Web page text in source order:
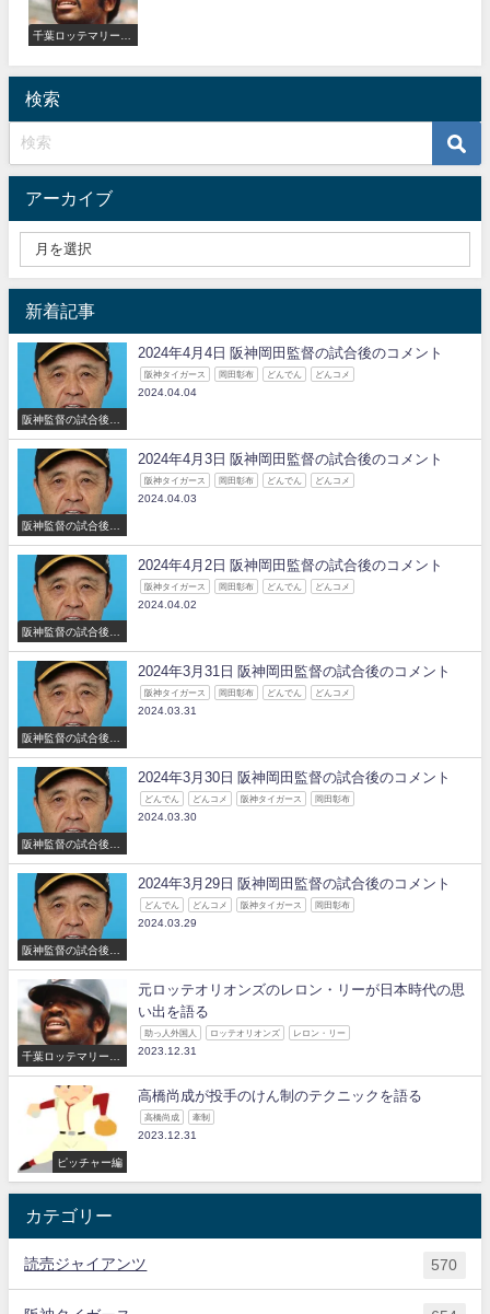
千葉ロッテマリーン
検索
アーカイブ
新着記事
阪神監督の試合後の
コメント
2024年4月4日 阪神岡田監督の試合後のコメント
阪神タイガース 岡田彰布 どんでん どんコメ
2024.04.04
阪神監督の試合後の
コメント
2024年4月3日 阪神岡田監督の試合後のコメント
阪神タイガース 岡田彰布 どんでん どんコメ
2024.04.03
阪神監督の試合後の
コメント
2024年4月2日 阪神岡田監督の試合後のコメント
阪神タイガース 岡田彰布 どんでん どんコメ
2024.04.02
阪神監督の試合後の
コメント
2024年3月31日 阪神岡田監督の試合後のコメント
阪神タイガース 岡田彰布 どんでん どんコメ
2024.03.31
阪神監督の試合後の
コメント
2024年3月30日 阪神岡田監督の試合後のコメント
どんでん どんコメ 阪神タイガース 岡田彰布
2024.03.30
阪神監督の試合後の
コメント
2024年3月29日 阪神岡田監督の試合後のコメント
どんでん どんコメ 阪神タイガース 岡田彰布
2024.03.29
千葉ロッテマリーン
ズ
元ロッテオリオンズのレロン・リーが日本時代の思
い出を語る
助っ人外国人 ロッテオリオンズ レロン・リー
2023.12.31
ピッチャー編
高橋尚成が投手のけん制のテクニックを語る
高橋尚成 牽制
2023.12.31
カテゴリー
読売ジャイアンツ 570